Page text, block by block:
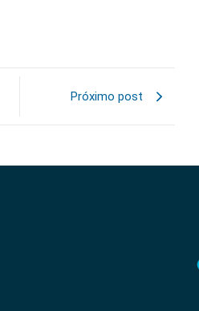
Próximo post